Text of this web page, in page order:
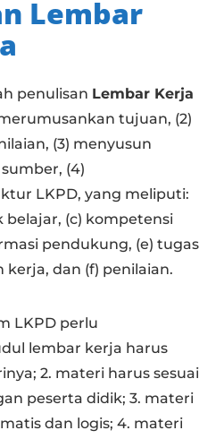
Lembar
penulisan Lembar Kerja
tujuan, (2)
(3) menyusun
(4)
LKPD, yang meliputi:
belajar, (c) kompetensi
pendukung, (e) tugas
dan (f) penilaian.
LKPD perlu
lembar kerja harus
2. materi harus sesuai
peserta didik; 3. materi
dan logis; 4. materi